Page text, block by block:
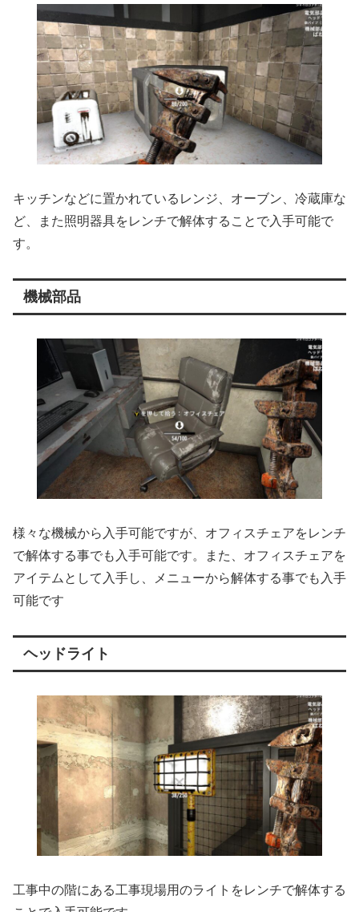
キッチンなどに置かれているレンジ、オーブン、冷蔵庫な
ど、また照明器具をレンチで解体することで入手可能で
す。
機械部品
様々な機械から入手可能ですが、オフィスチェアをレンチ
で解体する事でも入手可能です。また、オフィスチェアを
アイテムとして入手し、メニューから解体する事でも入手
可能です
ヘッドライト
工事中の階にある工事現場用のライトをレンチで解体する